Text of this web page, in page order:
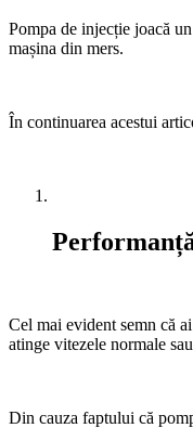
Pompa de injecție joacă
mașina din mers.
În continuarea acestui
Cel mai evident semn că
atinge vitezele normale
Din cauza faptului că